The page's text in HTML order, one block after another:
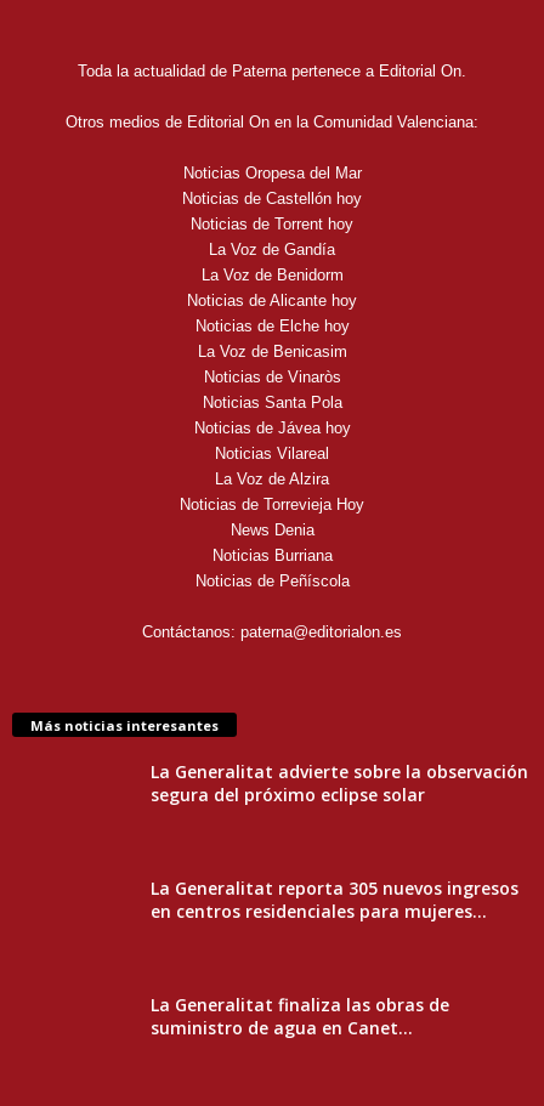
Toda la actualidad de Paterna pertenece a Editorial On.
Otros medios de Editorial On en la Comunidad Valenciana:
Noticias Oropesa del Mar
Noticias de Castellón hoy
Noticias de Torrent hoy
La Voz de Gandía
La Voz de Benidorm
Noticias de Alicante hoy
Noticias de Elche hoy
La Voz de Benicasim
Noticias de Vinaròs
Noticias Santa Pola
Noticias de Jávea hoy
Noticias Vilareal
La Voz de Alzira
Noticias de Torrevieja Hoy
News Denia
Noticias Burriana
Noticias de Peñíscola
Contáctanos: paterna@editorialon.es
Más noticias interesantes
La Generalitat advierte sobre la observación
segura del próximo eclipse solar
La Generalitat reporta 305 nuevos ingresos
en centros residenciales para mujeres...
La Generalitat finaliza las obras de
suministro de agua en Canet...